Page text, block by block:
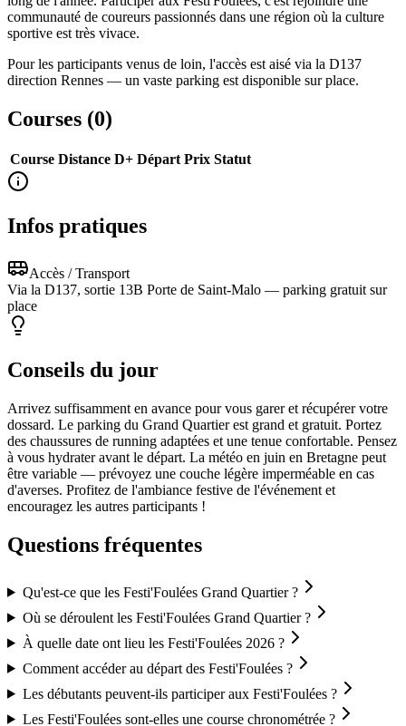
communauté de coureurs passionnés dans une région où la culture
sportive est très vivace.
Pour les participants venus de loin, l'accès est aisé via la D137
direction Rennes — un vaste parking est disponible sur place.
Courses (0)
Course Distance D+ Départ Prix Statut
Infos pratiques
Accès / Transport
Via la D137, sortie 13B Porte de Saint-Malo — parking gratuit sur
place
Conseils du jour
Arrivez suffisamment en avance pour vous garer et récupérer votre
dossard. Le parking du Grand Quartier est grand et gratuit. Portez
des chaussures de running adaptées et une tenue confortable. Pensez
à vous hydrater avant le départ. La météo en juin en Bretagne peut
être variable — prévoyez une couche légère imperméable en cas
d'averses. Profitez de l'ambiance festive de l'événement et
encouragez les autres participants !
Questions fréquentes
Qu'est-ce que les Festi'Foulées Grand Quartier ?
Où se déroulent les Festi'Foulées Grand Quartier ?
À quelle date ont lieu les Festi'Foulées 2026 ?
Comment accéder au départ des Festi'Foulées ?
Les débutants peuvent-ils participer aux Festi'Foulées ?
Les Festi'Foulées sont-elles une course chronométrée ?